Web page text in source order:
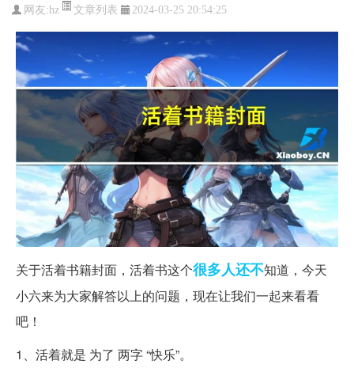
网友:hz 文章列表 2024-03-25 20:54:25
关于活着书籍封面，活着书这个很多人还不知道，今天
小六来为大家解答以上的问题，现在让我们一起来看看
吧！
1、活着就是 为了 两字 “快乐”。